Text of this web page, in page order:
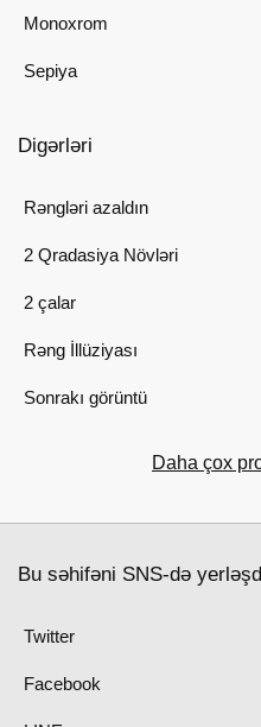
Monoxrom
Sepiya
Digərləri
Rəngləri azaldın
2 Qradasiya Növləri
2 çalar
Rəng İllüziyası
Sonrakı görüntü
Daha çox
Bu səhifəni SNS-də
Twitter
Facebook